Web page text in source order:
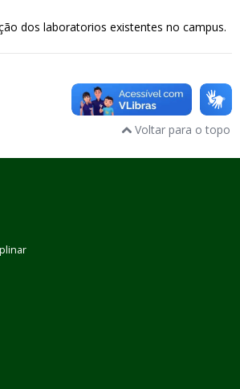
dos laboratorios existentes no campus.
Voltar para o topo